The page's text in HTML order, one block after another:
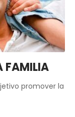
FAMILIA
promover la